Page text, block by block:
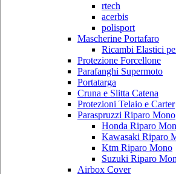
rtech
acerbis
polisport
Mascherine Portafaro
Ricambi Elastici
Protezione Forcellone
Parafanghi Supermoto
Portatarga
Cruna e Slitta Catena
Protezioni Telaio e Carter
Paraspruzzi Riparo Mono
Honda Riparo
Kawasaki Riparo
Ktm Riparo Mono
Suzuki Riparo
Airbox Cover